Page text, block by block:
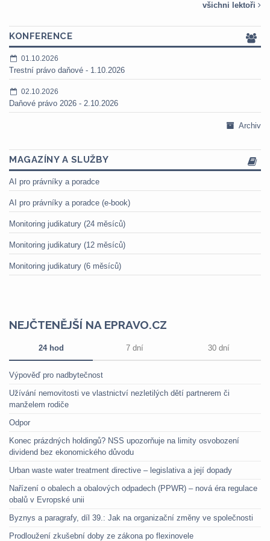
všichni lektoři
KONFERENCE
01.10.2026
Trestní právo daňové - 1.10.2026
02.10.2026
Daňové právo 2026 - 2.10.2026
Archiv
MAGAZÍNY A SLUŽBY
AI pro právníky a poradce
AI pro právníky a poradce (e-book)
Monitoring judikatury (24 měsíců)
Monitoring judikatury (12 měsíců)
Monitoring judikatury (6 měsíců)
NEJČTENĚJŠÍ NA EPRAVO.CZ
24 hod 7 dní 30 dní
Výpověď pro nadbytečnost
Užívání nemovitosti ve vlastnictví nezletilých dětí partnerem či
manželem rodiče
Odpor
Konec prázdných holdingů? NSS upozorňuje na limity osvobození
dividend bez ekonomického důvodu
Urban waste water treatment directive – legislativa a její dopady
Nařízení o obalech a obalových odpadech (PPWR) – nová éra regulace
obalů v Evropské unii
Byznys a paragrafy, díl 39.: Jak na organizační změny ve společnosti
Prodloužení zkušební doby ze zákona po flexinovele